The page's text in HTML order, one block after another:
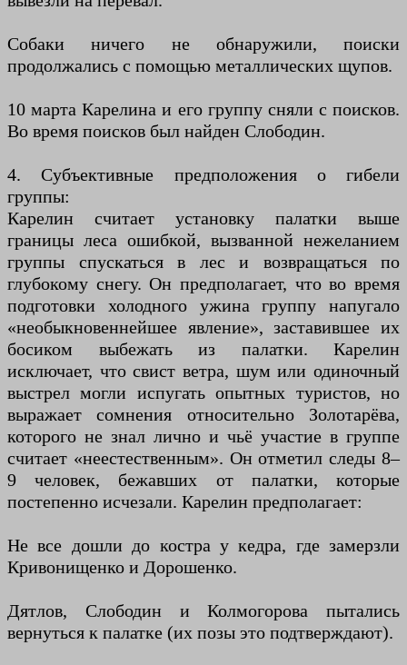
Собаки ничего не обнаружили, поиски
продолжались с помощью металлических щупов.
10 марта Карелина и его группу сняли с поисков.
Во время поисков был найден Слободин.
4. Субъективные предположения о гибели
группы:
Карелин считает установку палатки выше
границы леса ошибкой, вызванной нежеланием
группы спускаться в лес и возвращаться по
глубокому снегу. Он предполагает, что во время
подготовки холодного ужина группу напугало
«необыкновеннейшее явление», заставившее их
босиком выбежать из палатки. Карелин
исключает, что свист ветра, шум или одиночный
выстрел могли испугать опытных туристов, но
выражает сомнения относительно Золотарёва,
которого не знал лично и чьё участие в группе
считает «неестественным». Он отметил следы 8–
9 человек, бежавших от палатки, которые
постепенно исчезали. Карелин предполагает:
Не все дошли до костра у кедра, где замерзли
Кривонищенко и Дорошенко.
Дятлов, Слободин и Колмогорова пытались
вернуться к палатке (их позы это подтверждают).